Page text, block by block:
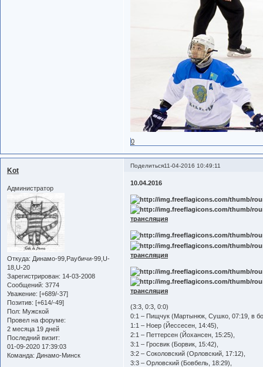
0
Поделиться11-04-2016 10:49:11
Kot
Администратор
Откуда: Динамо-99,Раубичи-99,U-
18,U-20
Зарегистрирован: 14-03-2008
Сообщений: 3774
Уважение: [+689/-37]
Позитив: [+614/-49]
Пол: Мужской
Провел на форуме:
2 месяца 19 дней
Последний визит:
01-09-2020 17:39:03
Команда: Динамо-Минск
10.04.2016
трансляция
трансляция
трансляция
(3:3, 0:3, 0:0)
0:1 – Пищчук (Мартынюк, Сушко, 07:19, в
1:1 – Ноер (Йессесен, 14:45),
2:1 – Петтерсен (Йохансен, 15:25),
3:1 – Гросвик (Борвик, 15:42),
3:2 – Соколовский (Орловский, 17:12),
3:3 – Орловский (Бовбель, 18:29),